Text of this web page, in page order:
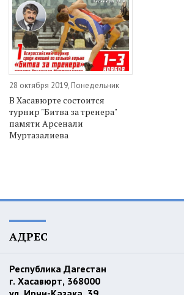
28 октября 2019, Понедельник
В Хасавюрте состоится
турнир "Битва за тренера"
памяти Арсенали
Муртазалиева
АДРЕС
Республика Дагестан
г. Хасавюрт, 368000